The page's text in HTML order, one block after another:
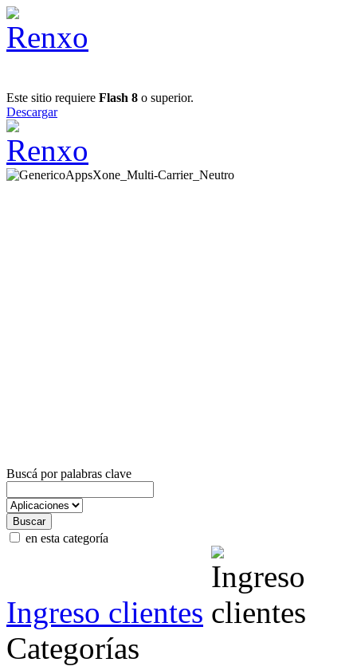
Este sitio requiere Flash 8 o superior.
Descargar
Buscá por palabras clave
en esta categoría
Ingreso clientes
Categorías